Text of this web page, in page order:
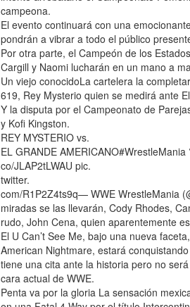
campeona.
El evento continuará con una
pondrán a vibrar a todo el público
Por otra parte, el Campeón de los
Cargill y Naomi lucharán en un mano a
Un viejo conocidoLa cartelera la
619, Rey Mysterio quien se medirá ante
Y la disputa por el Campeonato de
y Kofi Kingston.
REY MYSTERIO vs.
EL GRANDE
co/JLAP2tLWAU pic.
twitter.
com/R1P2Z4ts9q— WWE WrestleMania
miradas se las llevarán, Cody Rhodes,
rudo, John Cena, quien aparentemente
El U Can’t See Me, bajo una nueva
American Nightmare, estará
tiene una cita ante la historia pero no
cara actual de WWE.
Penta va por la gloria La sensación